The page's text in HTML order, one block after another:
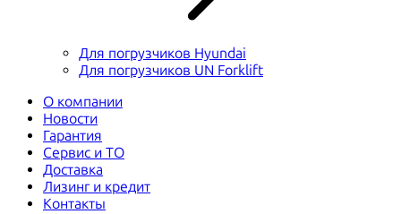
Для погрузчиков Hyundai
Для погрузчиков UN Forklift
О компании
Новости
Гарантия
Сервис и ТО
Доставка
Лизинг и кредит
Контакты